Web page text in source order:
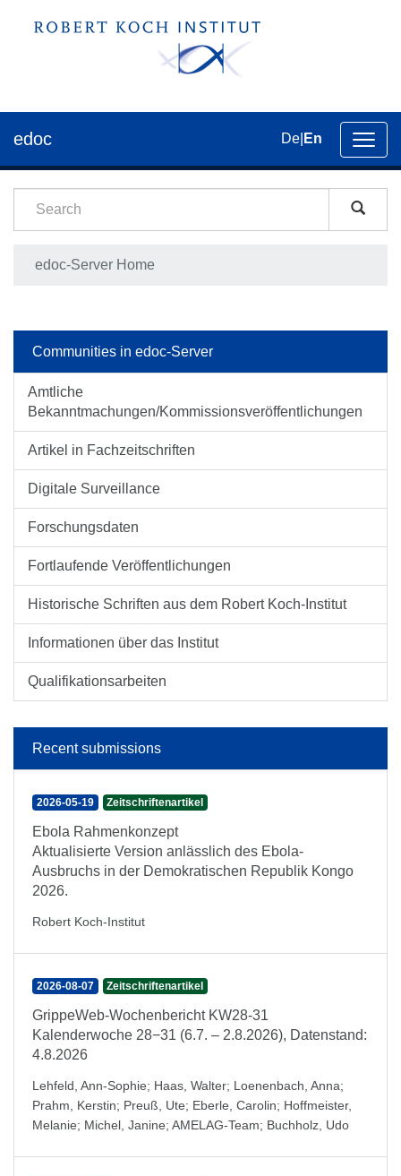
edoc De En
edoc-Server Home
Communities in edoc-Server
Amtliche
Bekanntmachungen/Kommissionsveröffentlichungen
Artikel in Fachzeitschriften
Digitale Surveillance
Forschungsdaten
Fortlaufende Veröffentlichungen
Historische Schriften aus dem Robert Koch-Institut
Informationen über das Institut
Qualifikationsarbeiten
Recent submissions
2026-05-19 Zeitschriftenartikel
Ebola Rahmenkonzept
Aktualisierte Version anlässlich des Ebola-
Ausbruchs in der Demokratischen Republik Kongo
2026.
Robert Koch-Institut
2026-08-07 Zeitschriftenartikel
GrippeWeb-Wochenbericht KW28-31
Kalenderwoche 28−31 (6.7. – 2.8.2026), Datenstand:
4.8.2026
Lehfeld, Ann-Sophie; Haas, Walter; Loenenbach, Anna;
Prahm, Kerstin; Preuß, Ute; Eberle, Carolin; Hoffmeister,
Melanie; Michel, Janine; AMELAG-Team; Buchholz, Udo